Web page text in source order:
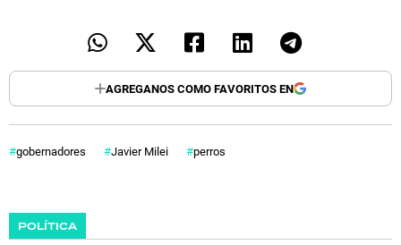
AGREGANOS COMO FAVORITOS EN
gobernadores Javier Milei perros
POLÍTICA